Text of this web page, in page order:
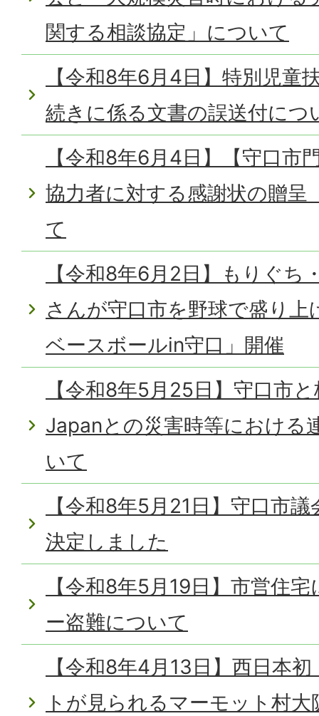
関する相談協定」について
【令和8年6月4日】特別児童
続きに係る文書の誤送付につ
【令和8年6月4日】【守口市
協力者に対する感謝状の贈呈
て
【令和8年6月2日】もりぐち
さんが守口市を野球で盛り
ベースボールin守口」開催
【令和8年5月25日】守口市
Japanとの災害時等における
いて
【令和8年5月21日】守口市
決定しました
【令和8年5月19日】市営住
ー盗難について
【令和8年4月13日】西日本
トが見られるマーモット村